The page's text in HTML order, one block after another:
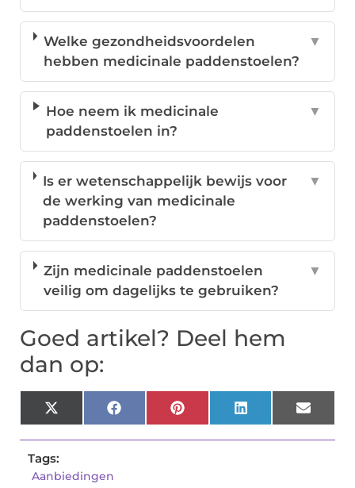
Welke gezondheidsvoordelen
hebben medicinale paddenstoelen?
▼
Hoe neem ik medicinale
paddenstoelen in?
▼
Is er wetenschappelijk bewijs voor
de werking van medicinale
paddenstoelen?
▼
Zijn medicinale paddenstoelen
veilig om dagelijks te gebruiken?
▼
Goed artikel? Deel hem
dan op:
X
(Twitter)
FacebookPinterestLinkedInEmail
Tags:
Aanbiedingen